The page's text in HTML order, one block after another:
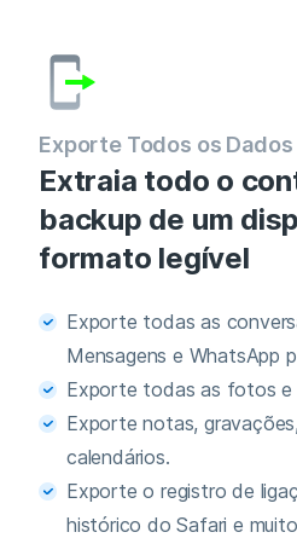
Exporte Todos os Dados
Extraia todo o
backup de um
formato legível
Exporte todas as
Mensagens e WhatsApp
Exporte todas as fotos e
Exporte notas,
calendários.
Exporte o registro de
histórico do Safari e